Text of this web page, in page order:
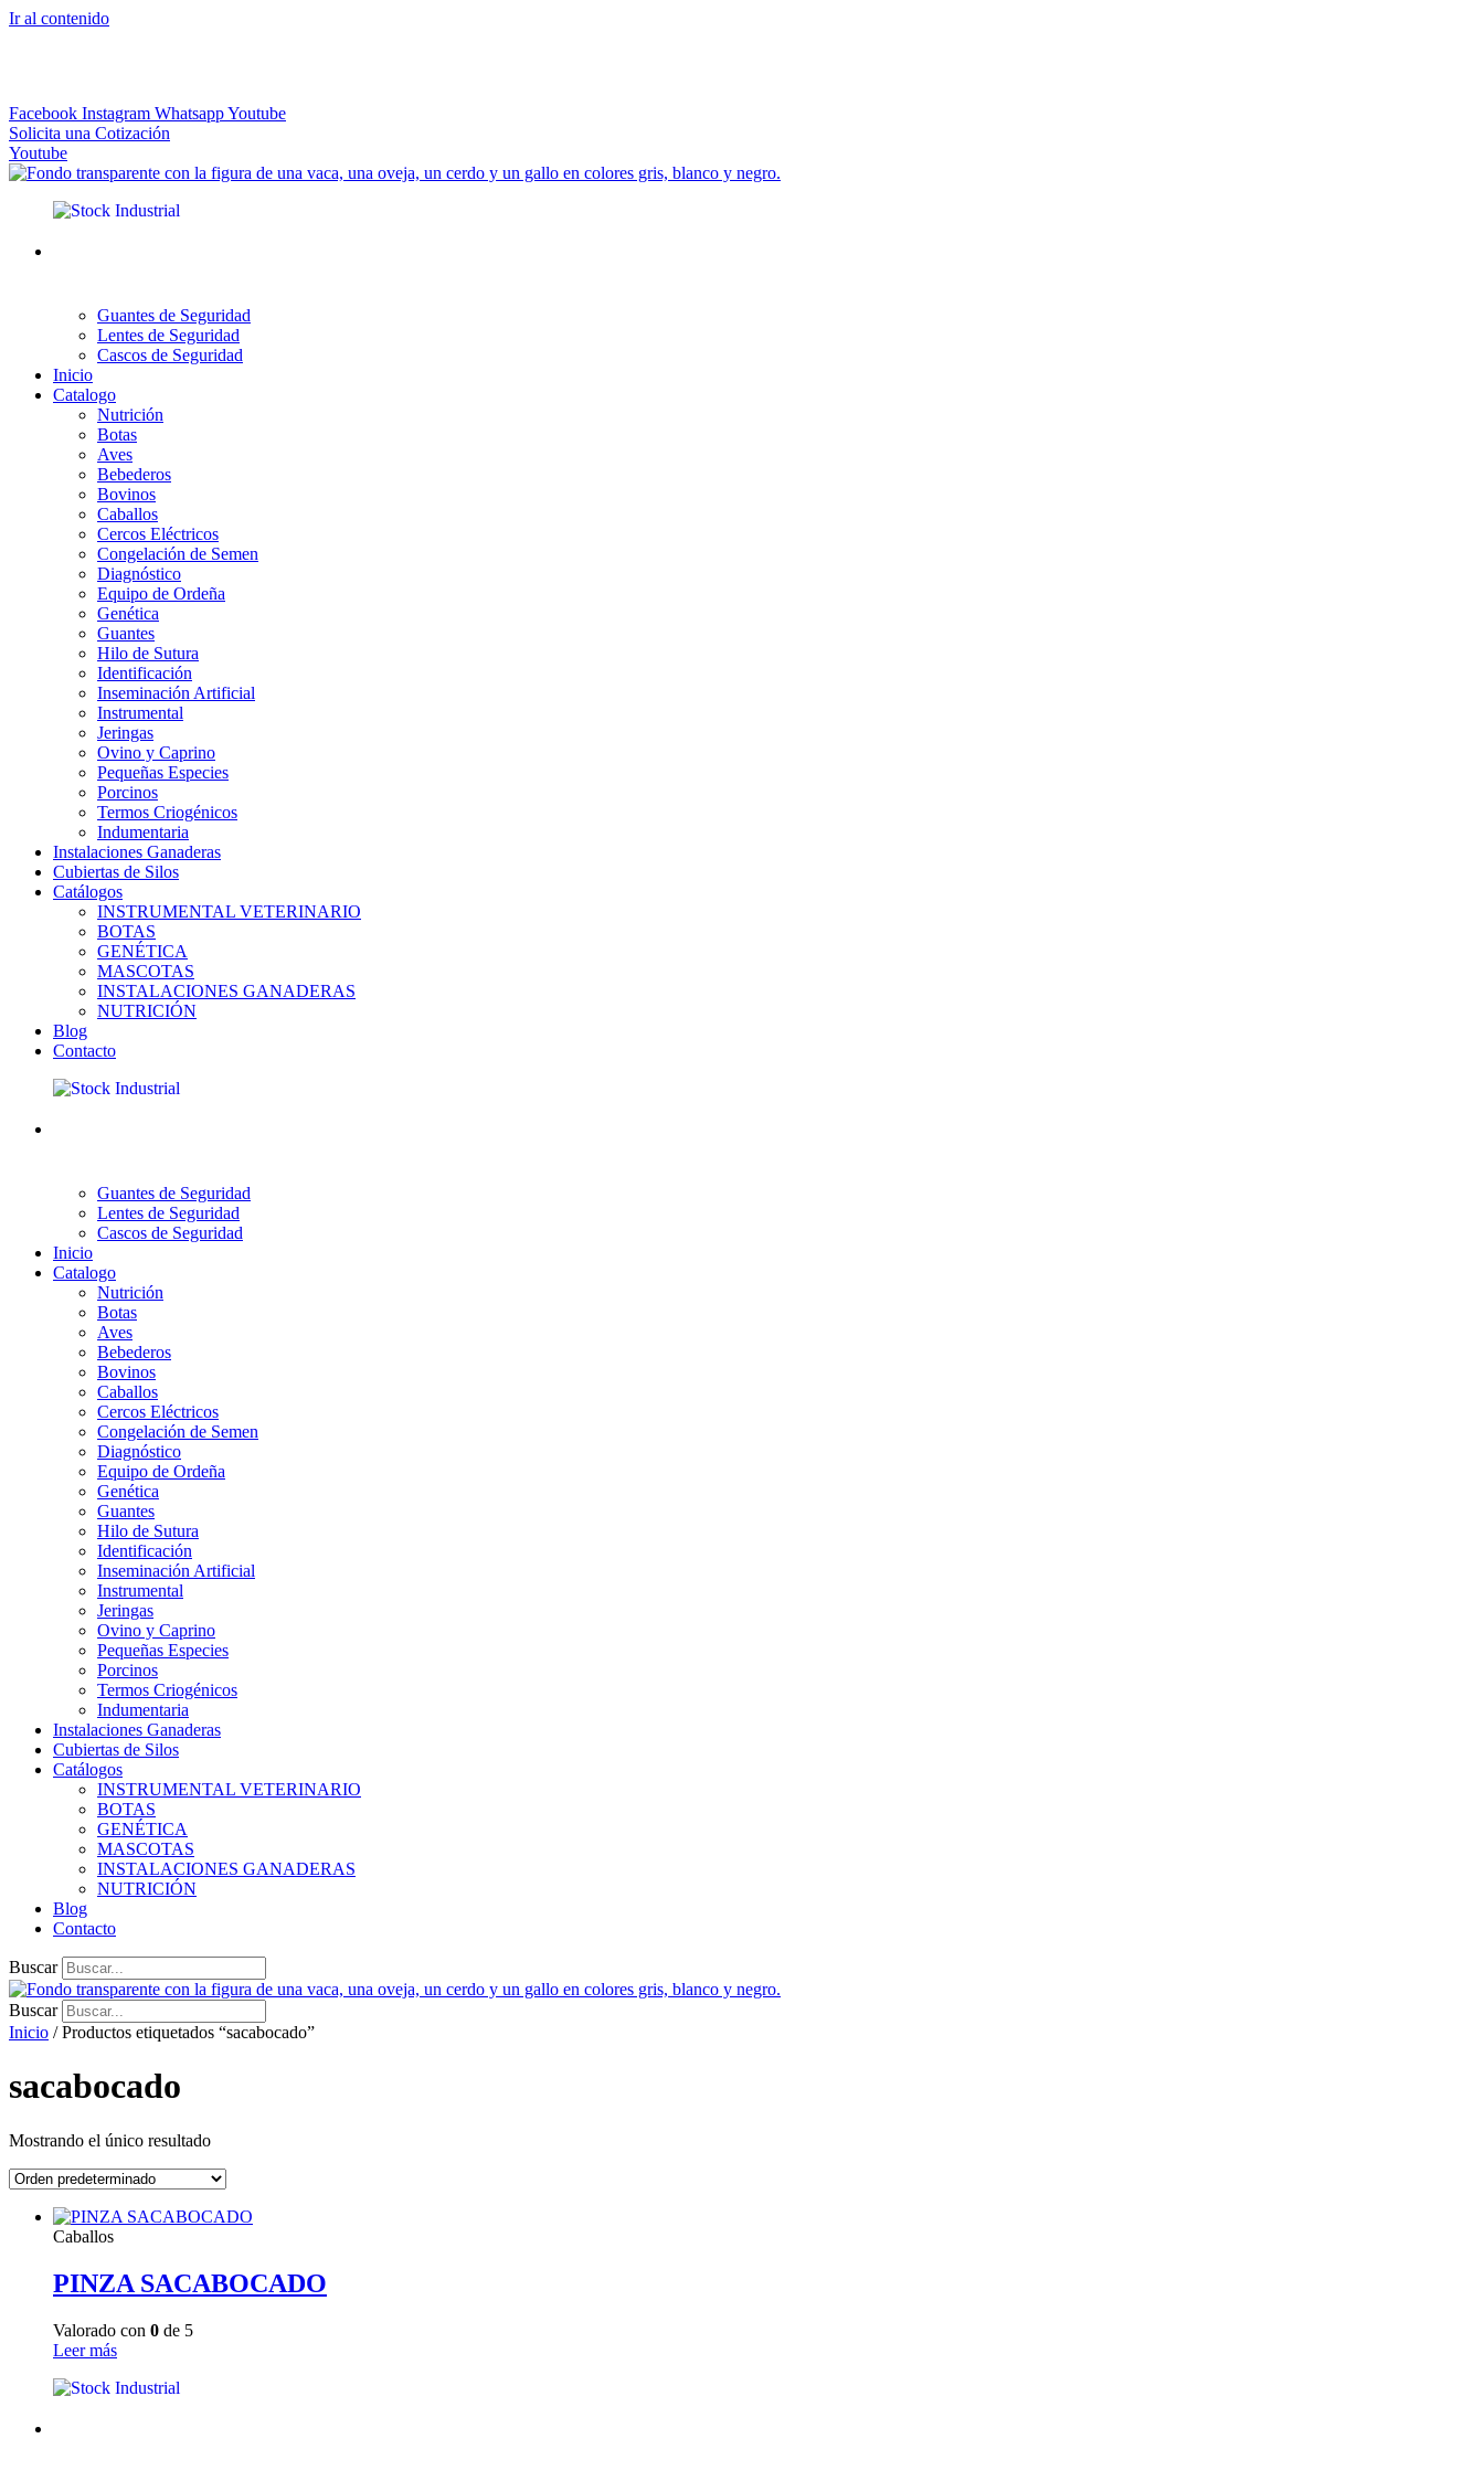
Ir al contenido
Facebook Instagram WhatsappYoutube
Solicita una Cotización
Youtube
Guantes de Seguridad
Lentes de Seguridad
Cascos de Seguridad
Inicio
Catalogo
Nutrición
Botas
Aves
Bebederos
Bovinos
Caballos
Cercos Eléctricos
Congelación de Semen
Diagnóstico
Equipo de Ordeña
Genética
Guantes
Hilo de Sutura
Identificación
Inseminación Artificial
Instrumental
Jeringas
Ovino y Caprino
Pequeñas Especies
Porcinos
Termos Criogénicos
Indumentaria
Instalaciones Ganaderas
Cubiertas de Silos
Catálogos
INSTRUMENTAL VETERINARIO
BOTAS
GENÉTICA
MASCOTAS
INSTALACIONES GANADERAS
NUTRICIÓN
Blog
Contacto
Guantes de Seguridad
Lentes de Seguridad
Cascos de Seguridad
Inicio
Catalogo
Nutrición
Botas
Aves
Bebederos
Bovinos
Caballos
Cercos Eléctricos
Congelación de Semen
Diagnóstico
Equipo de Ordeña
Genética
Guantes
Hilo de Sutura
Identificación
Inseminación Artificial
Instrumental
Jeringas
Ovino y Caprino
Pequeñas Especies
Porcinos
Termos Criogénicos
Indumentaria
Instalaciones Ganaderas
Cubiertas de Silos
Catálogos
INSTRUMENTAL VETERINARIO
BOTAS
GENÉTICA
MASCOTAS
INSTALACIONES GANADERAS
NUTRICIÓN
Blog
Contacto
Buscar
Buscar
Inicio / Productos etiquetados “sacabocado”
sacabocado
Mostrando el único resultado
Caballos
PINZA SACABOCADO
Valorado con 0 de 5
Leer más